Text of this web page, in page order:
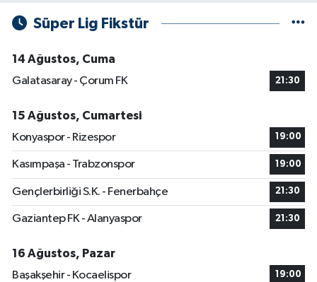
Süper Lig Fikstür
14 Ağustos, Cuma
Galatasaray - Çorum FK
21:30
15 Ağustos, Cumartesi
Konyaspor - Rizespor
19:00
Kasımpaşa - Trabzonspor 19:00
Gençlerbirliği S.K. - Fenerbahçe 21:30
Gaziantep FK - Alanyaspor 21:30
16 Ağustos, Pazar
Başakşehir - Kocaelispor
19:00